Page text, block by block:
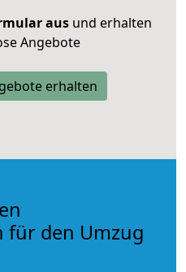
ausund erhalten
Angebote
erhalten
für den Umzug